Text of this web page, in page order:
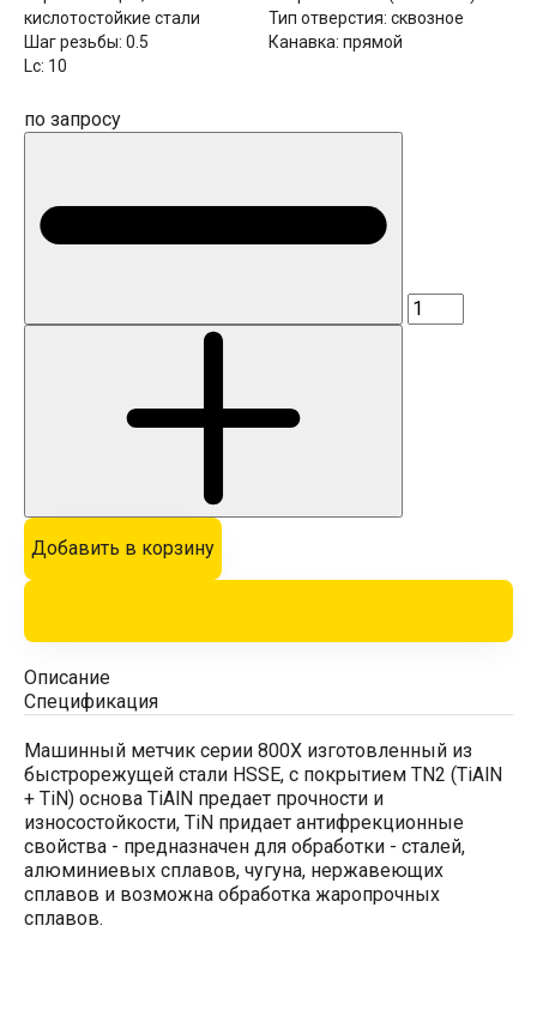
кислотостойкие стали
Тип отверстия: сквозное
Шаг резьбы: 0.5 Канавка: прямой
Lc: 10
по запросу
Добавить в корзину
Описание
Спецификация
Машинный метчик серии 800X изготовленный из
быстрорежущей стали HSSE, с покрытием TN2 (TiAlN
+ TiN) основа TiAlN предает прочности и
износостойкости, TiN придает антифрекционные
свойства - предназначен для обработки - сталей,
алюминиевых сплавов, чугуна, нержавеющих
сплавов и возможна обработка жаропрочных
сплавов.